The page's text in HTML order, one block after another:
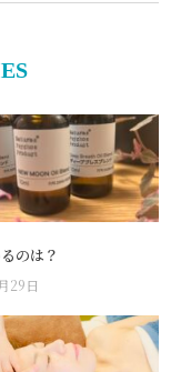
のは？
29日